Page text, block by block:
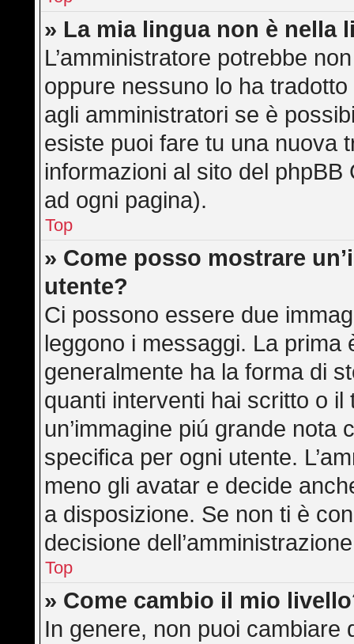
» La mia lingua non è nella
L’amministratore potrebbe
oppure nessuno lo ha
agli amministratori se è
esiste puoi fare tu una nuova
informazioni al sito del
ad ogni pagina).
Top
» Come posso mostrare
utente?
Ci possono essere due
leggono i messaggi. La prima
generalmente ha la forma di
quanti interventi hai scritto o
un’immagine piú grande
specifica per ogni utente.
meno gli avatar e decide
a disposizione. Se non ti è
decisione
Top
» Come cambio il mio
In genere, non puoi cambiare